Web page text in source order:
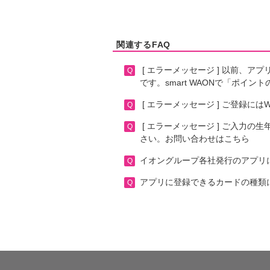
関連するFAQ
[ エラーメッセージ ] 以前、アプ
です。smart WAONで「ポイント
[ エラーメッセージ ] ご登録には
[ エラーメッセージ ] ご入力の生
さい。お問い合わせはこちら
イオングループ各社発行のアプ
アプリに登録できるカードの種類